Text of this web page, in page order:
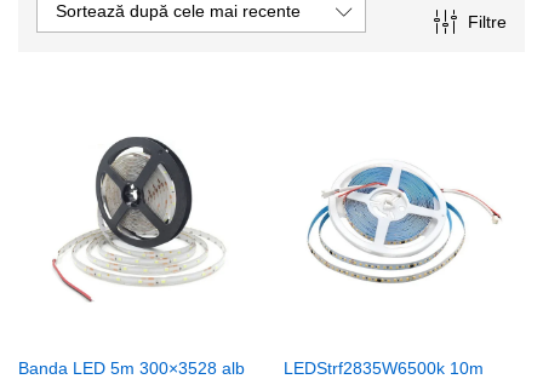
Filtre
Sortează după cele mai recente
Banda LED 5m 300×3528 alb
LEDStrf2835W6500k 10m